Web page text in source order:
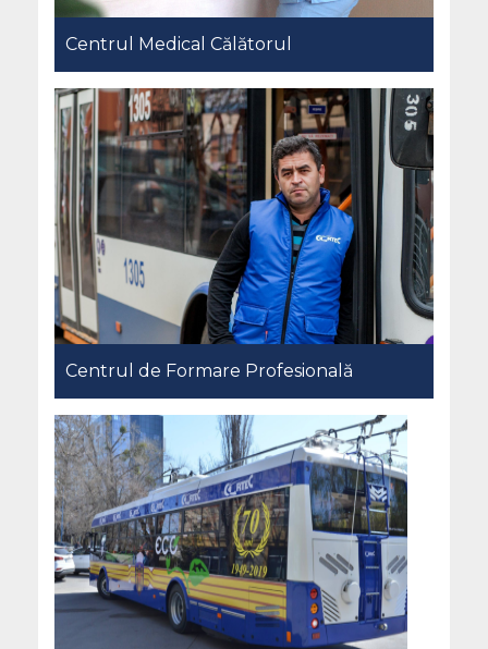
Centrul Medical Călătorul
Centrul de Formare Profesională